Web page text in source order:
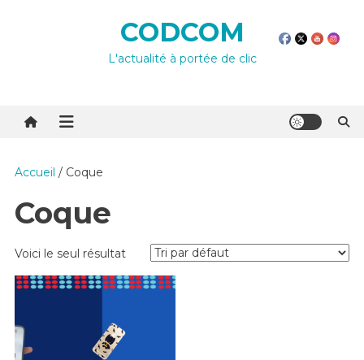
CODCOM
L'actualité à portée de clic
Accueil / Coque
Coque
Voici le seul résultat